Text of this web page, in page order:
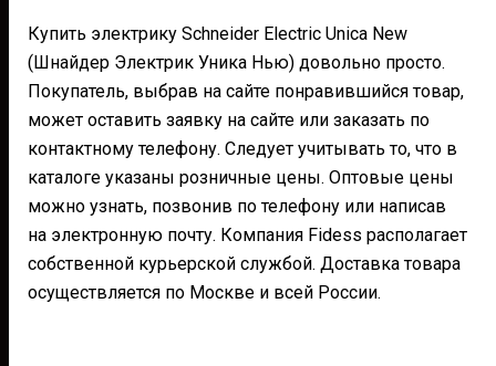
Купить электрику Schneider Electric Unica New
(Шнайдер Электрик Уника Нью) довольно просто.
Покупатель, выбрав на сайте понравившийся товар,
может оставить заявку на сайте или заказать по
контактному телефону. Следует учитывать то, что в
каталоге указаны розничные цены. Оптовые цены
можно узнать, позвонив по телефону или написав
на электронную почту. Компания Fidess располагает
собственной курьерской службой. Доставка товара
осуществляется по Москве и всей России.